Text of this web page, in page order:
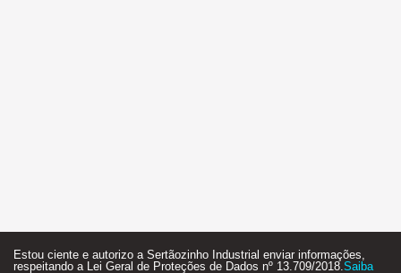
Estou ciente e autorizo a Sertãozinho Industrial enviar informações,
respeitando a Lei Geral de Proteções de Dados nº 13.709/2018. Saiba